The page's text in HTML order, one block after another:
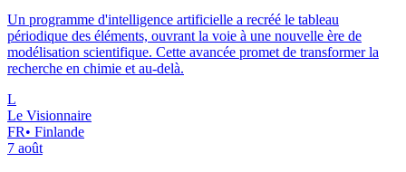
Un programme d'intelligence artificielle a recréé le tableau
périodique des éléments, ouvrant la voie à une nouvelle ère de
modélisation scientifique. Cette avancée promet de transformer la
recherche en chimie et au-delà.
L
Le Visionnaire
FR• Finlande
7 août